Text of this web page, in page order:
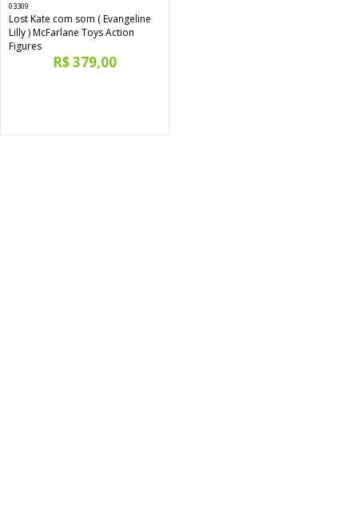
03309
Lost Kate com som ( Evangeline
Lilly ) McFarlane Toys Action
Figures
R$ 379,00